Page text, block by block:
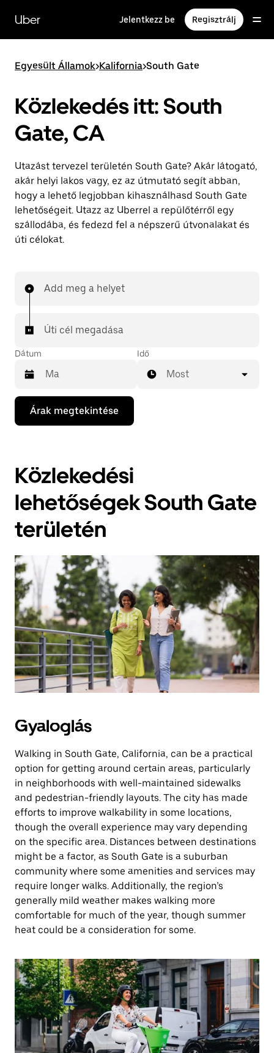
tartalomra
Uber Jelentkezz be Regisztrálj
Egyesült Államok>Kalifornia>South Gate
Közlekedés itt: South
Gate, CA
Utazást tervezel területén South Gate? Akár látogató,
akár helyi lakos vagy, ez az útmutató segít abban,
hogy a lehető legjobban kihasználhasd South Gate
lehetőségeit. Utazz az Uberrel a repülőtérről egy
szállodába, és fedezd fel a népszerű útvonalakat és
úti célokat.
Add meg a helyet
Úti cél megadása
Dátum
A
lefelé
mutató
a
naptárat,
és
kiválaszthatod
dátumot.
A
az
Escape
billentyűvel
zárhatod
be.
Idő
Most
Árak megtekintése
Közlekedési
lehetőségek South Gate
területén
Gyaloglás
Walking in South Gate, California, can be a practical
option for getting around certain areas, particularly
in neighborhoods with well-maintained sidewalks
and pedestrian-friendly layouts. The city has made
efforts to improve walkability in some locations,
though the overall experience may vary depending
on the specific area. Distances between destinations
might be a factor, as South Gate is a suburban
community where some amenities and services may
require longer walks. Additionally, the region’s
generally mild weather makes walking more
comfortable for much of the year, though summer
heat could be a consideration for some.